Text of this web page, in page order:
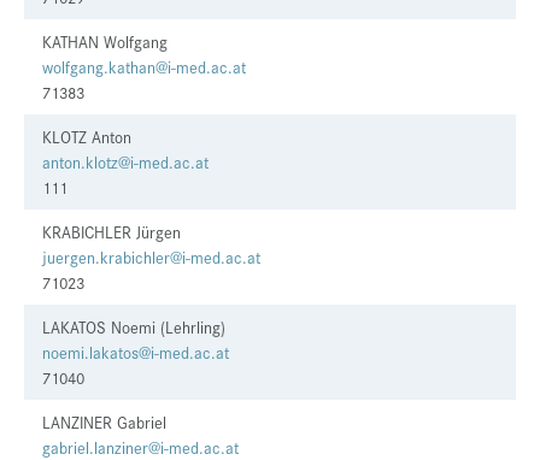
KATHAN Wolfgang
wolfgang.kathan@i-med.ac.at
71383
KLOTZ Anton
anton.klotz@i-med.ac.at
111
KRABICHLER Jürgen
juergen.krabichler@i-med.ac.at
71023
LAKATOS Noemi (Lehrling)
noemi.lakatos@i-med.ac.at
71040
LANZINER Gabriel
gabriel.lanziner@i-med.ac.at